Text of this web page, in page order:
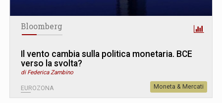
Bloomberg
Il vento cambia sulla politica monetaria. BCE
verso la svolta?
di Federica Zambino
EUROZONA Moneta & Mercati